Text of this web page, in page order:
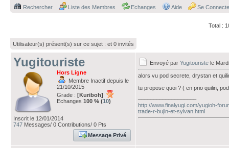
Rechercher Liste des Membres Echanges Aide Se
Total :
Utilisateur(s) présent(s) sur ce sujet : et 0 invités
Yugitouriste
Hors Ligne
Membre Inactif depuis le
21/10/2015
Grade : [Kuriboh]
Echanges 100 % (10)
Inscrit le 12/01/2014
747 Messages/ 0 Contributions/ 0 Pts
Message Privé
Envoyé par Yugitouriste le
alors vu pod secrete, drystan et
tu propose quoi ? ( en prio quilin,
http://www.finalyugi.com/yugioh-
trade-r-bujin-et-sylvan.html